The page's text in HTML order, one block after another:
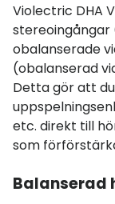
Violectric DHA
stereoingångar
obalanserade
(obalanserad
Detta gör att
etc. direkt till
som
Balanserad